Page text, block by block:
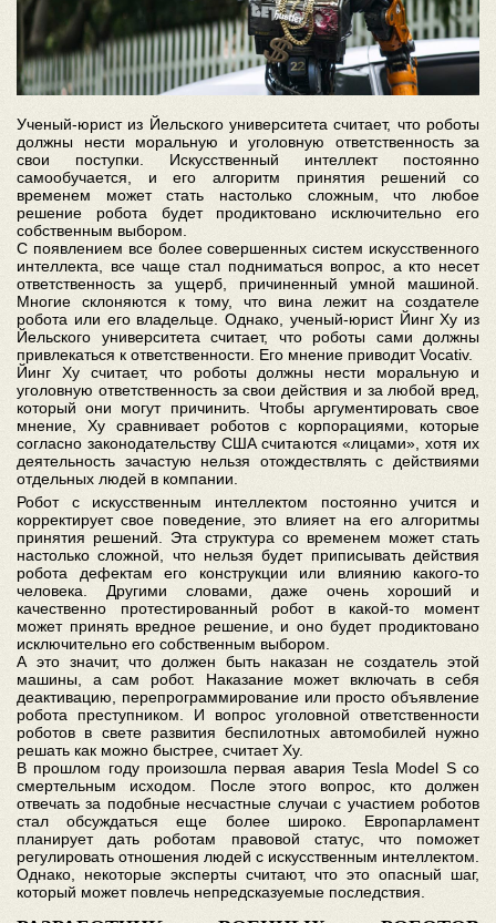
Ученый-юрист из Йельского университета считает, что роботы
должны нести моральную и уголовную ответственность за
свои поступки. Искусственный интеллект постоянно
самообучается, и его алгоритм принятия решений со
временем может стать настолько сложным, что любое
решение робота будет продиктовано исключительно его
собственным выбором.
С появлением все более совершенных систем искусственного
интеллекта, все чаще стал подниматься вопрос, а кто несет
ответственность за ущерб, причиненный умной машиной.
Многие склоняются к тому, что вина лежит на создателе
робота или его владельце. Однако, ученый-юрист Йинг Ху из
Йельского университета считает, что роботы сами должны
привлекаться к ответственности. Его мнение приводит Vocativ.
Йинг Ху считает, что роботы должны нести моральную и
уголовную ответственность за свои действия и за любой вред,
который они могут причинить. Чтобы аргументировать свое
мнение, Ху сравнивает роботов с корпорациями, которые
согласно законодательству США считаются «лицами», хотя их
деятельность зачастую нельзя отождествлять с действиями
отдельных людей в компании.
Робот с искусственным интеллектом постоянно учится и
корректирует свое поведение, это влияет на его алгоритмы
принятия решений. Эта структура со временем может стать
настолько сложной, что нельзя будет приписывать действия
робота дефектам его конструкции или влиянию какого-то
человека. Другими словами, даже очень хороший и
качественно протестированный робот в какой-то момент
может принять вредное решение, и оно будет продиктовано
исключительно его собственным выбором.
А это значит, что должен быть наказан не создатель этой
машины, а сам робот. Наказание может включать в себя
деактивацию, перепрограммирование или просто объявление
робота преступником. И вопрос уголовной ответственности
роботов в свете развития беспилотных автомобилей нужно
решать как можно быстрее, считает Ху.
В прошлом году произошла первая авария Tesla Model S со
смертельным исходом. После этого вопрос, кто должен
отвечать за подобные несчастные случаи с участием роботов
стал обсуждаться еще более широко. Европарламент
планирует дать роботам правовой статус, что поможет
регулировать отношения людей с искусственным интеллектом.
Однако, некоторые эксперты считают, что это опасный шаг,
который может повлечь непредсказуемые последствия.